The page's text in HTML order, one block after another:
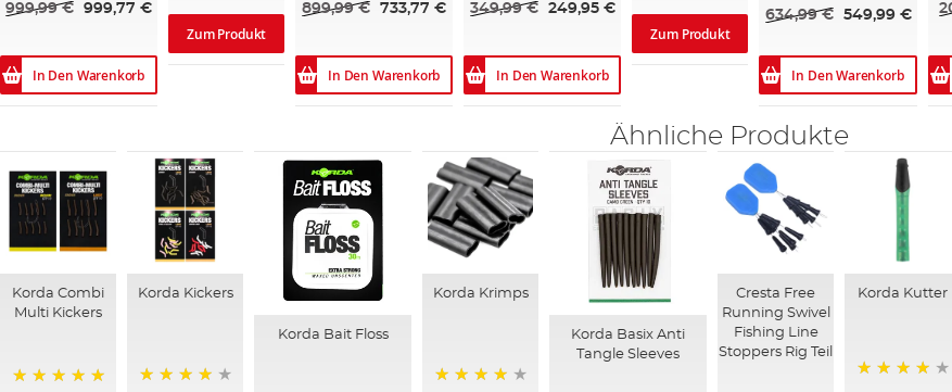
999,99 € 999,77 €
In Den Warenkorb
Zum Produkt
899,99 € 733,77 €
In Den Warenkorb
349,99 € 249,95 €
In Den Warenkorb
Zum Produkt
634,99 € 549,99 €
In Den Warenkorb
Ähnliche Produkte
Korda Combi
Multi Kickers
Korda Kickers
Korda Bait Floss
Korda Krimps
Korda Basix Anti
Tangle Sleeves
Cresta Free
Running Swivel
Fishing Line
Stoppers Rig Teil
Korda Kutter